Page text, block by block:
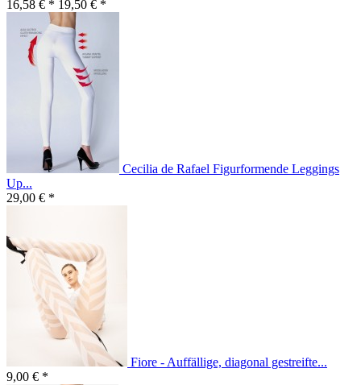
16,58 € * 19,50 € *
Cecilia de Rafael Figurformende Leggings
Up...
29,00 € *
Fiore - Auffällige, diagonal gestreifte...
9,00 € *